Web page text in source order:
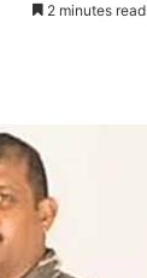
2 minutes read